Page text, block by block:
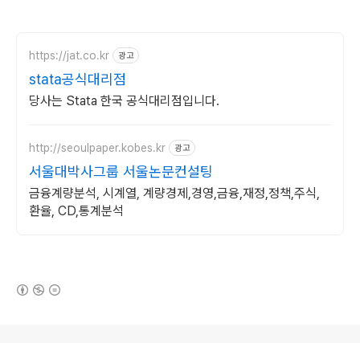
https://jat.co.kr 광고
stata공식대리점
당사는 Stata 한국 공식대리점입니다.
http://seoulpaper.kobes.kr 광고
서울대박사그룹 서울논문컨설팅
금융계량분석, 시계열, 계량경제,경영,금융,재정,정책,주식,
환율, CD,통계분석